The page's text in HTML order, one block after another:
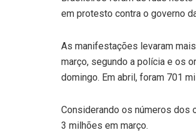
em protesto contra o governo
As manifestações levaram
março, segundo a polícia e os
domingo. Em abril, foram 701
Considerando os números dos
3 milhões em março.